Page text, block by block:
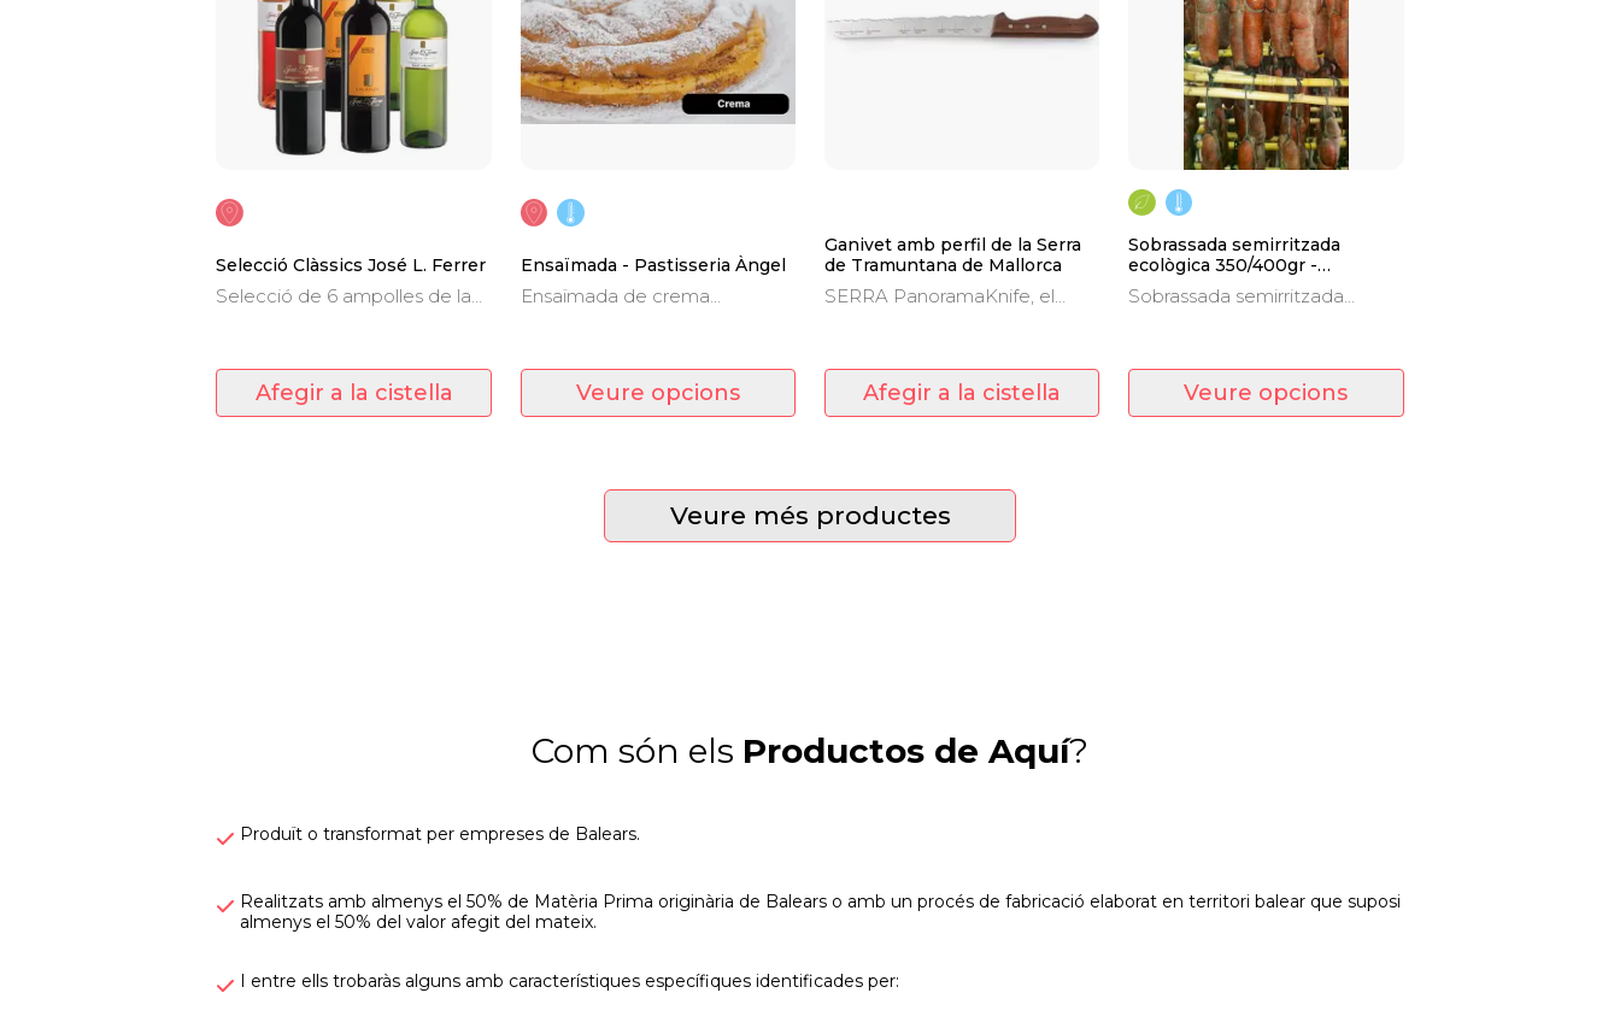
Selecció Clàssics José L. Ferrer
Selecció de 6 ampolles de la
Afegir a la cistella
Ensaïmada - Pastisseria Àngel
Ensaïmada de crema
Veure opcions
Ganivet amb perfil de la Serra
de Tramuntana de Mallorca
SERRA PanoramaKnife, el
mediterrani.
Afegir a la cistella
Sobrassada semirritzada
ecològica 350/400gr -
FERRERICO
Sobrassada semirritzada
Veure opcions
Veure més productes
Com són els Productos de Aquí?
Produït o transformat per empreses de Balears.
Realitzats amb almenys el 50% de Matèria Prima originària de Balears o amb un procés de fabricació elaborat en territori balear que suposi
almenys el 50% del valor afegit del mateix.
I entre ells trobaràs alguns amb característiques específiques identificades per: